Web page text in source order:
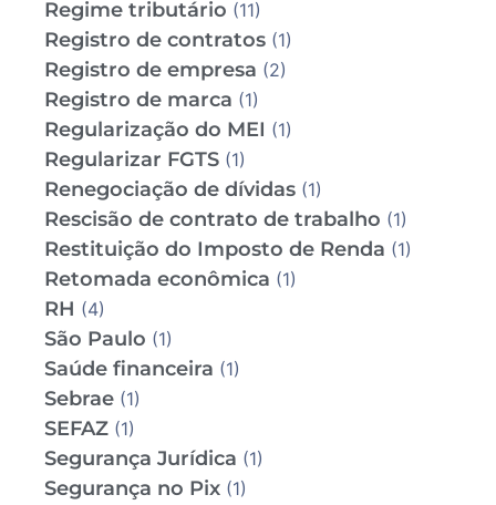
Regime tributário (11)
Registro de contratos (1)
Registro de empresa (2)
Registro de marca (1)
Regularização do MEI (1)
Regularizar FGTS (1)
Renegociação de dívidas (1)
Rescisão de contrato de trabalho (1)
Restituição do Imposto de Renda (1)
Retomada econômica (1)
RH (4)
São Paulo (1)
Saúde financeira (1)
Sebrae (1)
SEFAZ (1)
Segurança Jurídica (1)
Segurança no Pix (1)